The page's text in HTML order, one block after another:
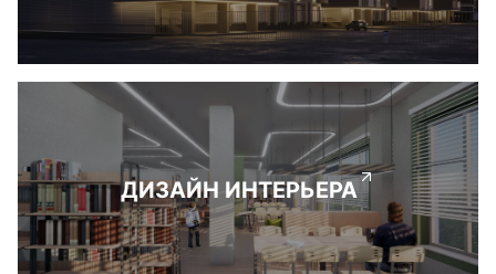
ДИЗАЙН ИНТЕРЬЕРА